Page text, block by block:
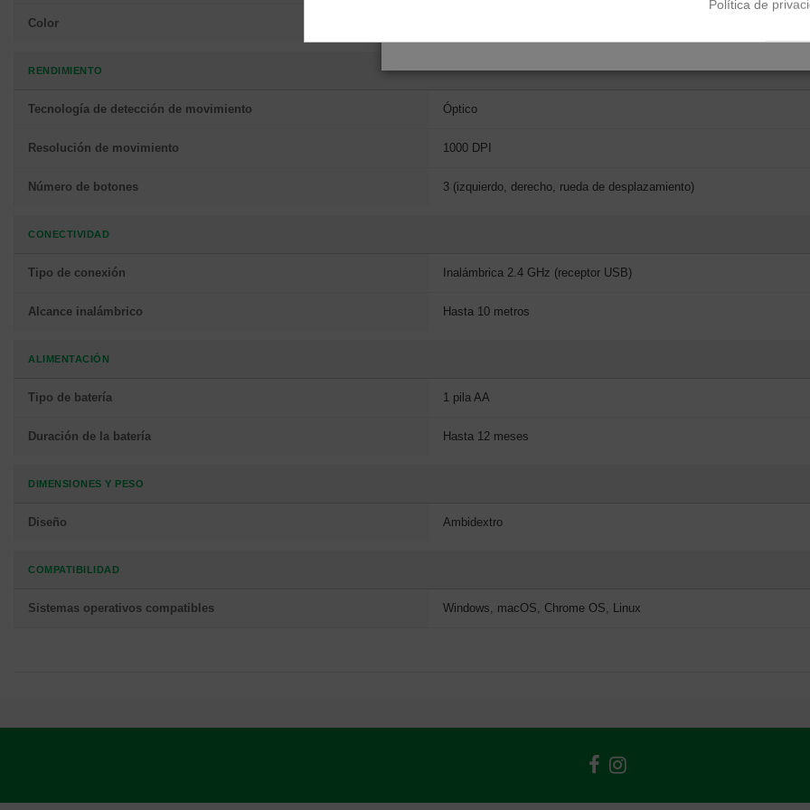
Color
RENDIMIENTO
Tecnología de detección de movimiento Óptico
Resolución de movimiento 1000 DPI
Número de botones 3 (izquierdo, derecho, rueda de desplazamiento)
CONECTIVIDAD
Tipo de conexión Inalámbrica 2.4 GHz (receptor USB)
Alcance inalámbrico Hasta 10 metros
ALIMENTACIÓN
Tipo de batería 1 pila AA
Duración de la batería Hasta 12 meses
DIMENSIONES Y PESO
Diseño Ambidextro
COMPATIBILIDAD
Sistemas operativos compatibles Windows, macOS, Chrome OS, Linux
Política de